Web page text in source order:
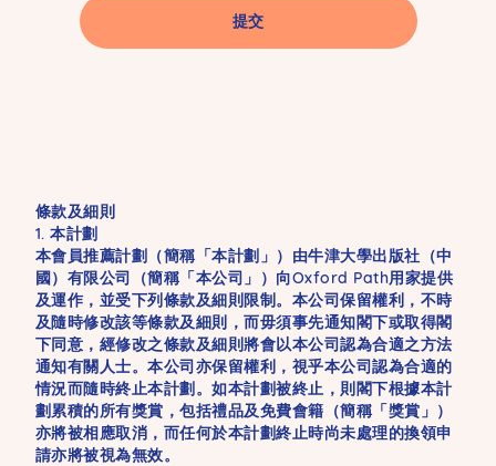
條款及細則
1. 本計劃
本會員推薦計劃（簡稱「本計劃」）由牛津大學出版社（中
國）有限公司（簡稱「本公司」）向Oxford Path用家提供
及運作，並受下列條款及細則限制。本公司保留權利，不時
及隨時修改該等條款及細則，而毋須事先通知閣下或取得閣
下同意，經修改之條款及細則將會以本公司認為合適之方法
通知有關人士。本公司亦保留權利，視乎本公司認為合適的
情況而隨時終止本計劃。如本計劃被終止，則閣下根據本計
劃累積的所有獎賞，包括禮品及免費會籍（簡稱「獎賞」）
亦將被相應取消，而任何於本計劃終止時尚未處理的換領申
請亦將被視為無效。